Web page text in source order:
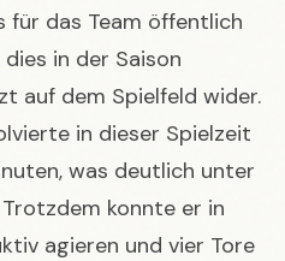
für das Team öffentlich
in der Saison
auf dem Spielfeld wider.
in dieser Spielzeit
was deutlich unter
konnte er in
agieren und vier Tore